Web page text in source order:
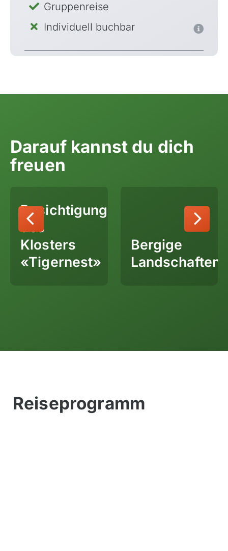
Gruppenreise
Individuell buchbar
Darauf kannst du dich
freuen
Besichtigung
des
Klosters
«Tigernest»
Bergige
Landschaften
Reiseprogramm